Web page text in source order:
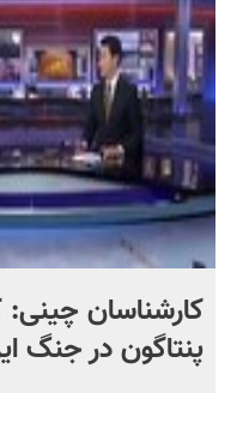
📍
کارشناسان
پنتاگون در جنگ